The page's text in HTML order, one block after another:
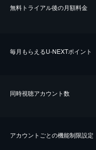
無料トライアル後の⽉額料金
毎⽉もらえるU-NEXTポイント
同時視聴アカウント数
アカウントごとの機能制限設定